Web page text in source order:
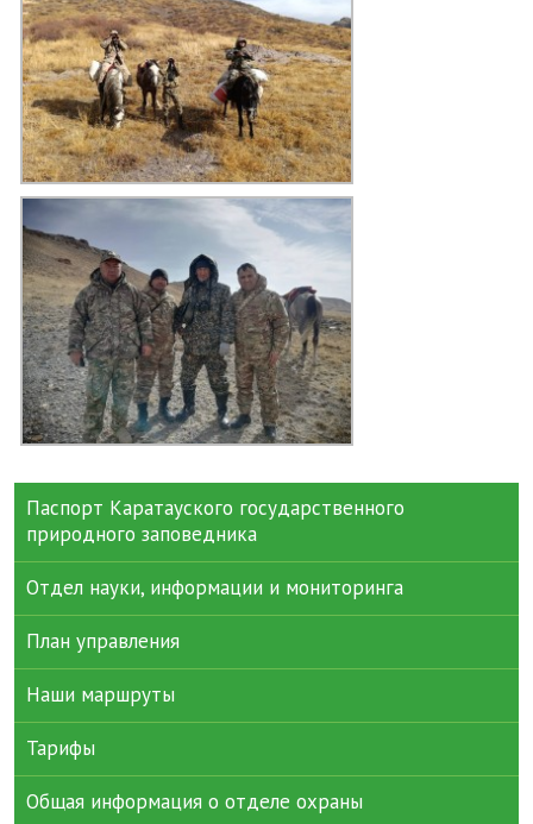
Паспорт Каратауского государственного
природного заповедника
Отдел науки, информации и мониторинга
План управления
Наши маршруты
Тарифы
Общая информация о отделе охраны